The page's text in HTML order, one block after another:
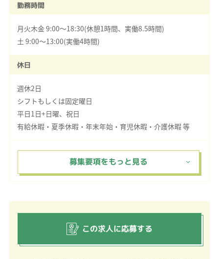
勤務時間
月火木金 9:00～18:30(休憩1時間、実働8.5時間)
土 9:00～13:00(実働4時間)
休日
週休2日
シフトもしくは固定曜日
平日1日+日曜、祝日
有給休暇・夏季休暇・年末年始・育児休暇・介護休暇 等
この求人に応募する